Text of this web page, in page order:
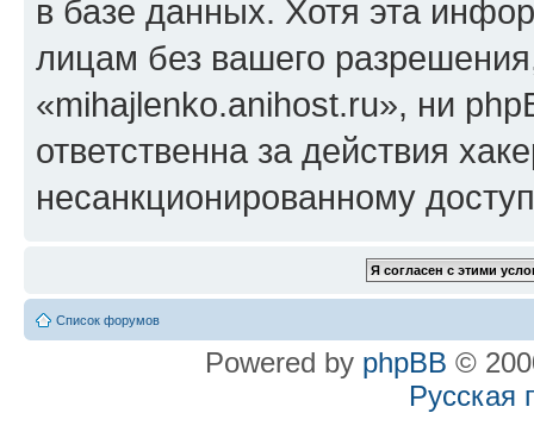
в базе данных. Хотя эта
лицам без вашего
«mihajlenko.anihost.ru», ни
ответственна за действия
несанкционированному
Список форумов
Powered by phpBB ©
Русская